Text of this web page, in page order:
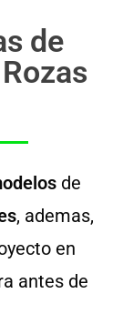
de
de
, ademas,
en
antes de